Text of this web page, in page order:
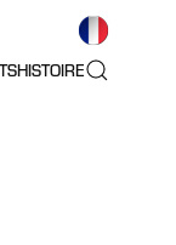
HISTOIRE